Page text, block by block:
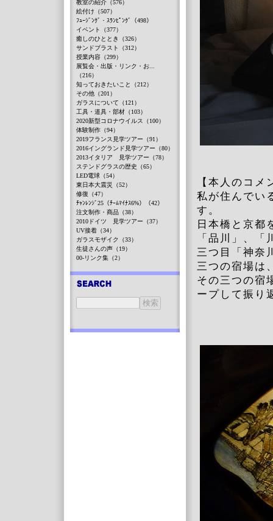
【本人のコメ
私が住んでい
す。
日本橋と京都
「品川」、「
三つ目「神奈
三つの宿場は
その三つの宿
ープして振り
教室の紹介（576）
絵付け（507）
ﾌｭｰｼﾞﾝｸﾞ・ｽﾗﾝﾋﾟﾝｸﾞ（498）
イベント（377）
癒しのひととき（326）
サンドブラスト（312）
授業内容（299）
展覧会・出版・リンク・お...
（216）
知っておきたいこと（212）
その他（201）
ガラスについて（121）
工具・道具・部材（103）
2020新型コロナウイルス（100）
体験制作（94）
2019フランス見学ツアー（91）
2016イングランド見学ツアー（80）
2013イタリア 見学ツアー（78）
ステンドグラスの歴史（65）
LED電球（54）
東日本大震災（52）
修復（47）
ﾁｬﾝﾚﾝｼﾞ25（ﾁｰﾑﾏｲﾅｽ6%）（42）
注文制作・商品（38）
2010ドイツ 見学ツアー（37）
UV接着（34）
ガラスモザイク（33）
生徒さんの声（19）
00-リンク集（2）